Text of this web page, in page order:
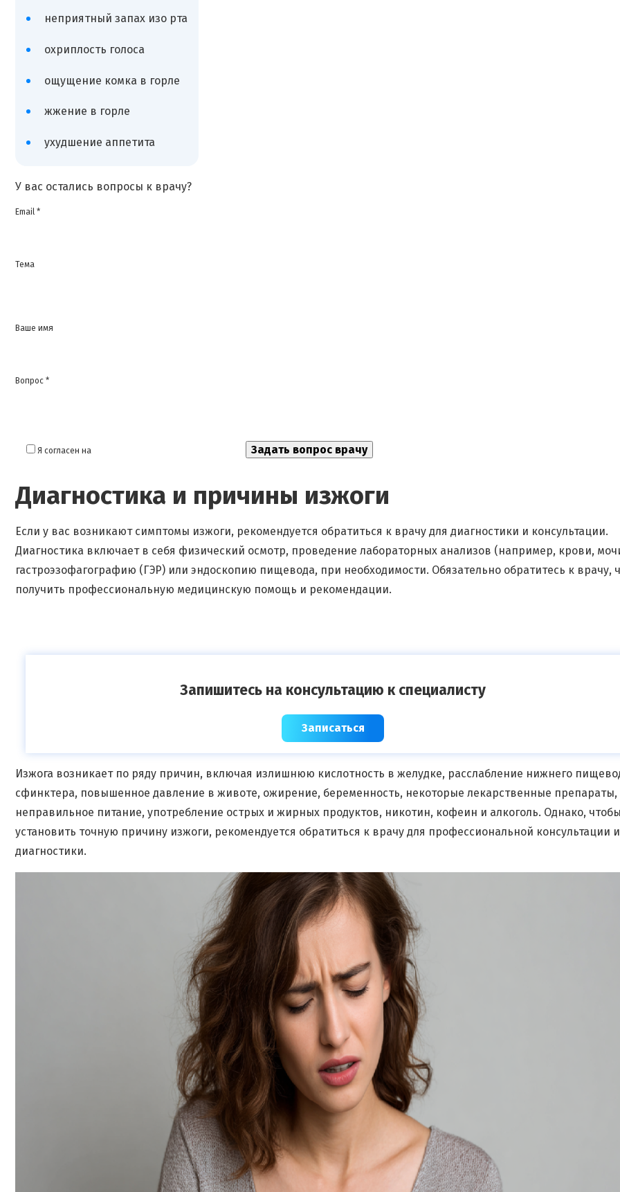
неприятный запах изо рта
охриплость голоса
ощущение комка в горле
жжение в горле
ухудшение аппетита
У вас остались вопросы к врачу?
Email *
Тема
Ваше имя
Вопрос *
Я согласен на
Диагностика и причины изжоги
Если у вас возникают симптомы изжоги, рекомендуется обратиться к врачу для диагностики и консультации.
Диагностика включает в себя физический осмотр, проведение лабораторных анализов (например, крови,
гастроэзофагографию (ГЭР) или эндоскопию пищевода, при необходимости. Обязательно обратитесь к врачу,
получить профессиональную медицинскую помощь и рекомендации.
Запишитесь на консультацию к специалисту
Записаться
Изжога возникает по ряду причин, включая излишнюю кислотность в желудке, расслабление нижнего
сфинктера, повышенное давление в животе, ожирение, беременность, некоторые лекарственные препараты,
неправильное питание, употребление острых и жирных продуктов, никотин, кофеин и алкоголь. Однако, чтобы
установить точную причину изжоги, рекомендуется обратиться к врачу для профессиональной консультации и
диагностики.